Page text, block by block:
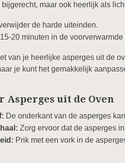
maar ook heerlijk als
de harde uiteinden.
20 minuten in de
van je heerlijke asperges uit de
je kunt het gemakkelijk
Asperges uit de Oven
De onderkant van de asperges
Zorg ervoor dat de asperges
Prik met een vork in de